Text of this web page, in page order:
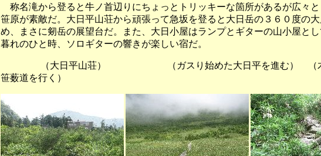
称名滝から登ると牛ノ首辺りにちょっとトリッキーな箇所があるが広々
笹原が素敵だ。大日平山荘から頑張って急坂を登ると大日岳の３６０度の
め、まさに剱岳の展望台だ。また、大日小屋はランプとギターの山小屋と
暮れのひと時、ソロギターの響きが楽しい宿だ。
（大日平山荘） （ガスり始めた大日平を進む） （木
笹薮道を行く）